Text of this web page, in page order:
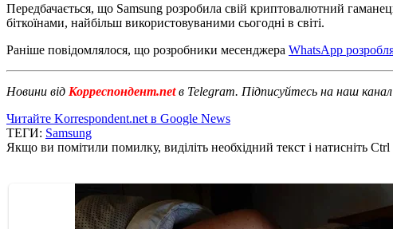
Передбачається, що Samsung розробила свій криптовалютний
біткоїнами, найбільш використовуваними сьогодні в світі.
Раніше повідомлялося, що розробники месенджера WhatsApp
Новини від Корреспондент.netв Telegram. Підписуйтесь на наш канал
Читайте Korrespondent.net в Google News
ТЕГИ: Samsung
Якщо ви помітили помилку, виділіть необхідний текст і натисніть